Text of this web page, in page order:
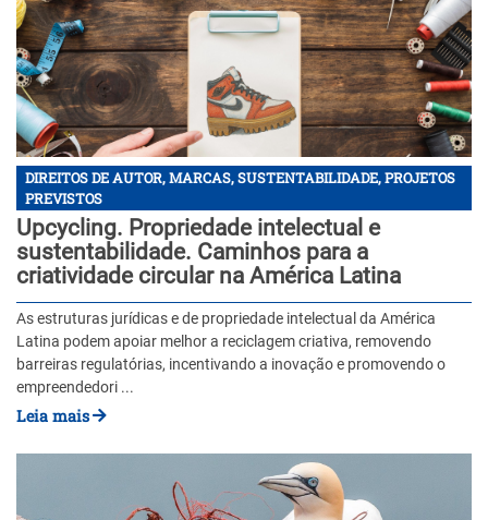
DIREITOS DE AUTOR, MARCAS, SUSTENTABILIDADE, PROJETOS
PREVISTOS
Upcycling. Propriedade intelectual e
sustentabilidade. Caminhos para a
criatividade circular na América Latina
As estruturas jurídicas e de propriedade intelectual da América
Latina podem apoiar melhor a reciclagem criativa, removendo
barreiras regulatórias, incentivando a inovação e promovendo o
empreendedori ...
Leia mais